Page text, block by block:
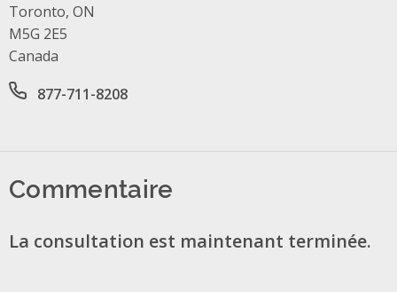
Toronto, ON
M5G 2E5
Canada
Office phone number
877-711-8208
Commentaire
La consultation est maintenant terminée.